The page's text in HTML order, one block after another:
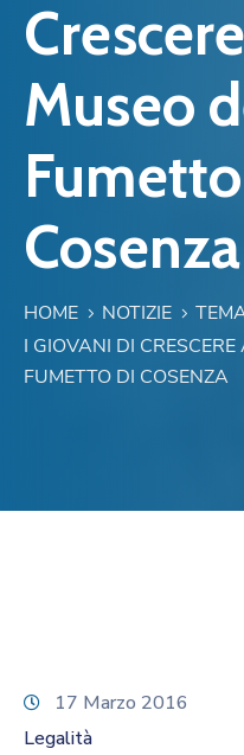
Orari
Museo
Cosenza
HOME NOTIZIE
I GIOVANI DI
FUMETTO DI COSENZA
17 Marzo 2016
Legalità